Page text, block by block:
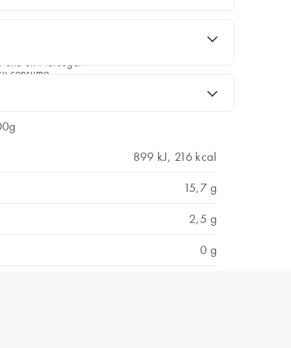
cría en Noruega.
consumo.
899 kJ, 216 kcal
15,7 g
2,5 g
0 g